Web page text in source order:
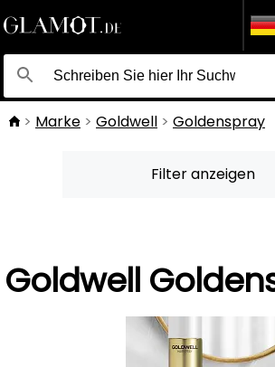
Marke Goldwell Goldenspray
Filter anzeigen
Goldwell